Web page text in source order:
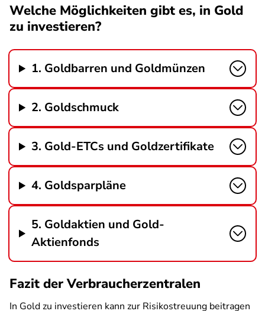
Welche Möglichkeiten gibt es, in Gold
zu investieren?
1. Goldbarren und Goldmünzen
2. Goldschmuck
3. Gold-ETCs und Goldzertifikate
4. Goldsparpläne
5. Goldaktien und Gold-
Aktienfonds
Fazit der Verbraucherzentralen
In Gold zu investieren kann zur Risikostreuung beitragen